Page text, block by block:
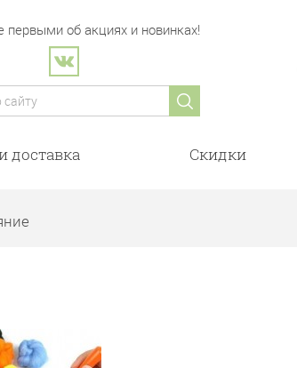
первыми об акциях и новинках!
доставка Скидки